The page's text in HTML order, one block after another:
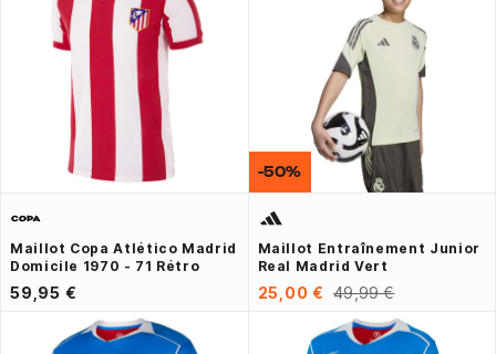
Maillot Copa Atlético Madrid
Domicile 1970 - 71 Rétro
59,95 €
Maillot Entraînement Junior
Real Madrid Vert
25,00 € 49,99 €
-50%